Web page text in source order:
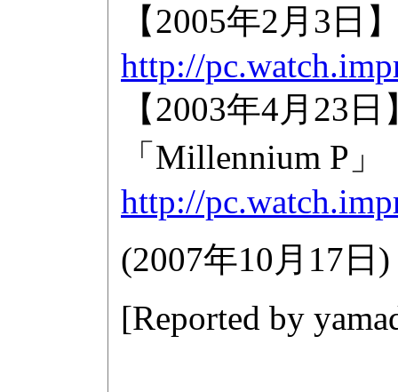
【2005年2月3日
http://
【2003年4月23
「Millennium P」
http://
(2007年10月17日 )
[Reported by